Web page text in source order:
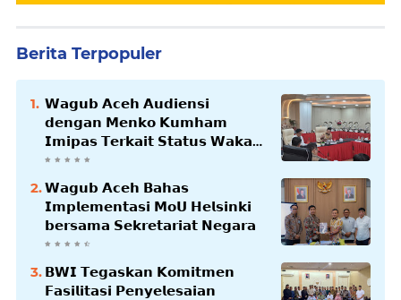
Berita Terpopuler
𝗪𝗮𝗴𝘂𝗯 𝗔𝗰𝗲𝗵 𝗔𝘂𝗱𝗶𝗲𝗻𝘀𝗶
𝗱𝗲𝗻𝗴𝗮𝗻 𝗠𝗲𝗻𝗸𝗼 𝗞𝘂𝗺𝗵𝗮𝗺
𝗜𝗺𝗶𝗽𝗮𝘀 𝗧𝗲𝗿𝗸𝗮𝗶𝘁 𝗦𝘁𝗮𝘁𝘂𝘀 𝗪𝗮𝗸𝗮𝗳
𝗕𝗹𝗮𝗻𝗴𝗽𝗮𝗱𝗮𝗻𝗴
𝗪𝗮𝗴𝘂𝗯 𝗔𝗰𝗲𝗵 𝗕𝗮𝗵𝗮𝘀
𝗜𝗺𝗽𝗹𝗲𝗺𝗲𝗻𝘁𝗮𝘀𝗶 𝗠𝗼𝗨 𝗛𝗲𝗹𝘀𝗶𝗻𝗸𝗶
𝗯𝗲𝗿𝘀𝗮𝗺𝗮 𝗦𝗲𝗸𝗿𝗲𝘁𝗮𝗿𝗶𝗮𝘁 𝗡𝗲𝗴𝗮𝗿𝗮
𝗕𝗪𝗜 𝗧𝗲𝗴𝗮𝘀𝗸𝗮𝗻 𝗞𝗼𝗺𝗶𝘁𝗺𝗲𝗻
𝗙𝗮𝘀𝗶𝗹𝗶𝘁𝗮𝘀𝗶 𝗣𝗲𝗻𝘆𝗲𝗹𝗲𝘀𝗮𝗶𝗮𝗻